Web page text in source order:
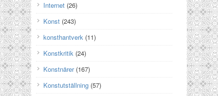
Internet (26)
Konst (243)
konsthantverk (11)
Konstkritik (24)
Konstnärer(167)
Konstutställning (57)